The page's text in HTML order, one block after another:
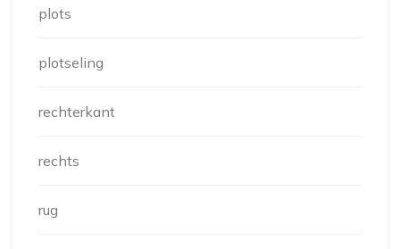
plots
plotseling
rechterkant
rechts
rug